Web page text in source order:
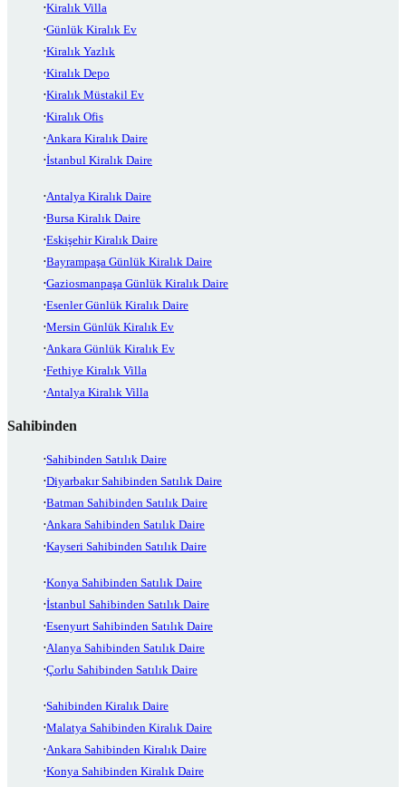
Kiralık Villa
Günlük Kiralık Ev
Kiralık Yazlık
Kiralık Depo
Kiralık Müstakil Ev
Kiralık Ofis
Ankara Kiralık Daire
İstanbul Kiralık Daire
Antalya Kiralık Daire
Bursa Kiralık Daire
Eskişehir Kiralık Daire
Bayrampaşa Günlük Kiralık Daire
Gaziosmanpaşa Günlük Kiralık Daire
Esenler Günlük Kiralık Daire
Mersin Günlük Kiralık Ev
Ankara Günlük Kiralık Ev
Fethiye Kiralık Villa
Antalya Kiralık Villa
Sahibinden
Sahibinden Satılık Daire
Diyarbakır Sahibinden Satılık Daire
Batman Sahibinden Satılık Daire
Ankara Sahibinden Satılık Daire
Kayseri Sahibinden Satılık Daire
Konya Sahibinden Satılık Daire
İstanbul Sahibinden Satılık Daire
Esenyurt Sahibinden Satılık Daire
Alanya Sahibinden Satılık Daire
Çorlu Sahibinden Satılık Daire
Sahibinden Kiralık Daire
Malatya Sahibinden Kiralık Daire
Ankara Sahibinden Kiralık Daire
Konya Sahibinden Kiralık Daire